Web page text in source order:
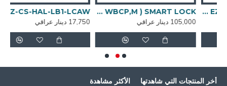
EZVIZ-CS-DL03 ( WBCP,M ) SMART LOCK
105,000 دينار عراقي
EZVIZ-CS-HAL-LB1-LCAW مصباح سمارت
17,750 دينار عراقي
أخر المنتجات التي شاهدتها الأكثر مشاهدة